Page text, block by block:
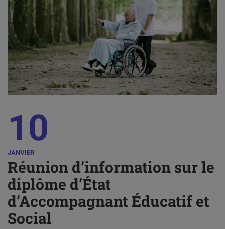
10
JANVIER
Réunion d’information sur le
diplôme d’État
d’Accompagnant Éducatif et
Social